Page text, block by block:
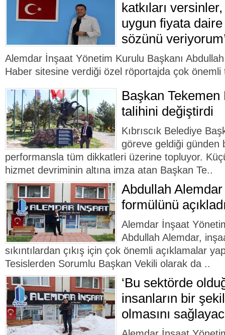
katkıları
uygun fiyata
sözünü
Alemdar İnşaat Yönetim Kurulu Başkanı
Haber sitesine verdiği özel röportajda çok önemli
Başkan Tekemen
talihini değiştirdi
Kıbrıscık Belediye
göreve geldiği günden
performansla tüm dikkatleri üzerine topluyor.
hizmet devriminin altına imza atan Başkan Te..
Abdullah Alemdar
formülünü
Alemdar İnşaat
Abdullah Alemdar,
sıkıntılardan çıkış için çok önemli açıklamalar
Tesislerden Sorumlu Başkan Vekili olarak da ..
‘Bu sektörde
insanların bir
olmasını